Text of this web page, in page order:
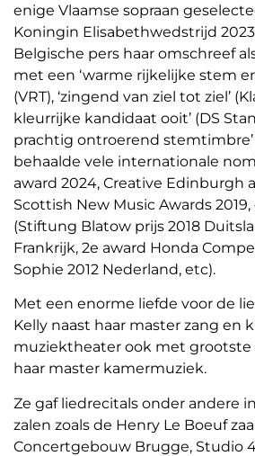
enige Vlaamse sopraan
Koningin Elisabethwedstrijd
Belgische pers haar omschreef
met een ‘warme rijkelijke stem
(VRT), ‘zingend van ziel tot ziel’
kleurrijke kandidaat ooit’ (DS
prachtig ontroerend stemtimbre’
behaalde vele internationale
award 2024, Creative Edinburgh
Scottish New Music Awards
(Stiftung Blatow prijs 2018
Frankrijk, 2e award Honda
Sophie 2012 Nederland, etc).
Met een enorme liefde voor de
Kelly naast haar master zang en
muziektheater ook met
haar master kamermuziek.
Ze gaf liedrecitals onder andere
zalen zoals de Henry Le Boeuf
Concertgebouw Brugge, Studio